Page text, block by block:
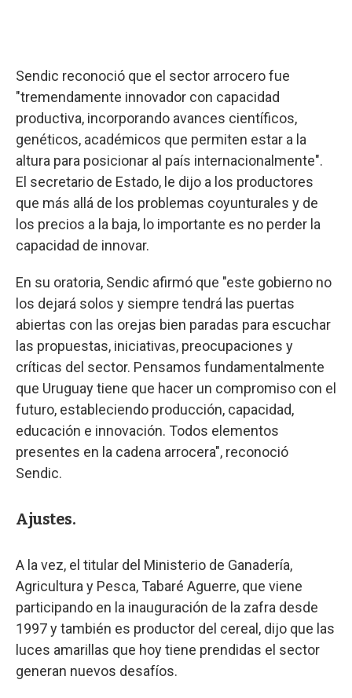
Sendic reconoció que el sector arrocero fue
"tremendamente innovador con capacidad
productiva, incorporando avances científicos,
genéticos, académicos que permiten estar a la
altura para posicionar al país internacionalmente".
El secretario de Estado, le dijo a los productores
que más allá de los problemas coyunturales y de
los precios a la baja, lo importante es no perder la
capacidad de innovar.
En su oratoria, Sendic afirmó que "este gobierno no
los dejará solos y siempre tendrá las puertas
abiertas con las orejas bien paradas para escuchar
las propuestas, iniciativas, preocupaciones y
críticas del sector. Pensamos fundamentalmente
que Uruguay tiene que hacer un compromiso con el
futuro, estableciendo producción, capacidad,
educación e innovación. Todos elementos
presentes en la cadena arrocera", reconoció
Sendic.
Ajustes.
A la vez, el titular del Ministerio de Ganadería,
Agricultura y Pesca, Tabaré Aguerre, que viene
participando en la inauguración de la zafra desde
1997 y también es productor del cereal, dijo que las
luces amarillas que hoy tiene prendidas el sector
generan nuevos desafíos.